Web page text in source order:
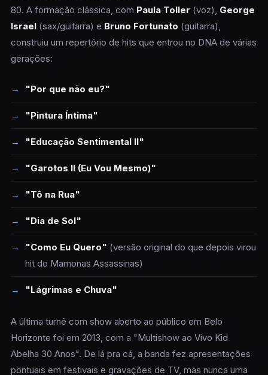
80. A formação clássica, com Paula Toller (voz), George
Israel(sax/guitarra) e Bruno Fortunato (guitarra),
construiu um repertório de hits que entrou no DNA de várias
gerações:
"Por que não eu?"
"Pintura Íntima"
"Educação Sentimental II"
"Garotos II (Eu Vou Mesmo)"
"Tô na Rua"
"Dia de Sol"
"Como Eu Quero" (versão original do que depois virou
hit do Mamonas Assassinas)
"Lágrimas e Chuva"
A última turnê com show aberto ao público em Belo
Horizonte foi em 2013, com a "Multishow ao Vivo Kid
Abelha 30 Anos". De lá pra cá, a banda fez apresentações
pontuais em festivais e gravações de TV, mas nunca uma